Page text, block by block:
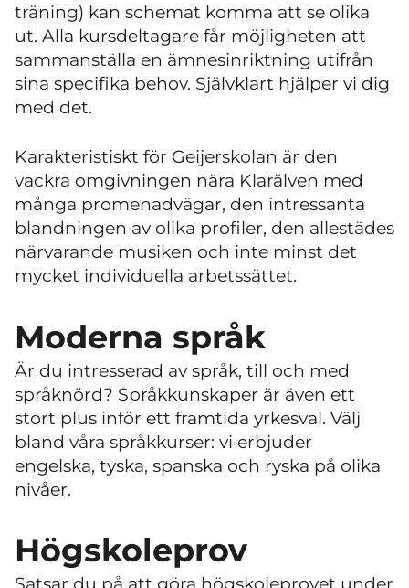
träning) kan schemat komma att se olika
ut. Alla kursdeltagare får möjligheten att
sammanställa en ämnesinriktning utifrån
sina specifika behov. Självklart hjälper vi dig
med det.
Karakteristiskt för Geijerskolan är den
vackra omgivningen nära Klarälven med
många promenadvägar, den intressanta
blandningen av olika profiler, den allestädes
närvarande musiken och inte minst det
mycket individuella arbetssättet.
Moderna språk
Är du intresserad av språk, till och med
språknörd? Språkkunskaper är även ett
stort plus inför ett framtida yrkesval. Välj
bland våra språkkurser: vi erbjuder
engelska, tyska, spanska och ryska på olika
nivåer.
Högskoleprov